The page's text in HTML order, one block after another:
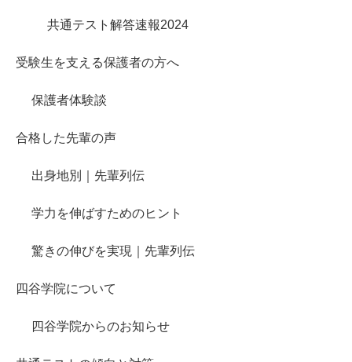
共通テスト解答速報2024
受験生を支える保護者の方へ
保護者体験談
合格した先輩の声
出身地別｜先輩列伝
学力を伸ばすためのヒント
驚きの伸びを実現｜先輩列伝
四谷学院について
四谷学院からのお知らせ